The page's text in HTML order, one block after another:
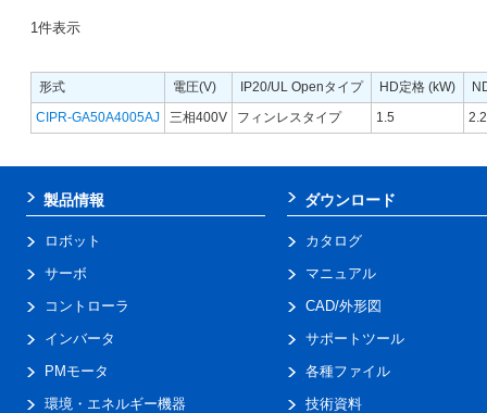
1件表示
形式 電圧(V) IP20/UL Openタイプ HD定格 (kW)
CIPR-GA50A4005AJ
三相400V フィンレスタイプ 1.5 2.2
製品情報
ロボット
サーボ
コントローラ
インバータ
PMモータ
環境・エネルギー機器
ダウンロード
カタログ
マニュアル
CAD/外形図
サポートツール
各種ファイル
技術資料